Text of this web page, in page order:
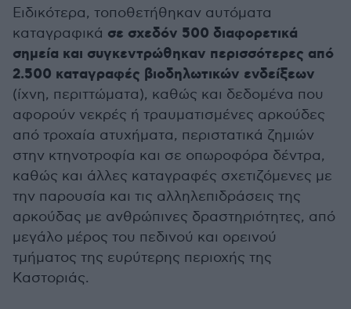
Ειδικότερα, τοποθετήθηκαν αυτόματα
καταγραφικά σε σχεδόν 500 διαφορετικά
σημεία και συγκεντρώθηκαν περισσότερες από
2.500 καταγραφές βιοδηλωτικών ενδείξεων
(ίχνη, περιττώματα), καθώς και δεδομένα που
αφορούν νεκρές ή τραυματισμένες αρκούδες
από τροχαία ατυχήματα, περιστατικά ζημιών
στην κτηνοτροφία και σε οπωροφόρα δέντρα,
καθώς και άλλες καταγραφές σχετιζόμενες με
την παρουσία και τις αλληλεπιδράσεις της
αρκούδας με ανθρώπινες δραστηριότητες, από
μεγάλο μέρος του πεδινού και ορεινού
τμήματος της ευρύτερης περιοχής της
Καστοριάς.